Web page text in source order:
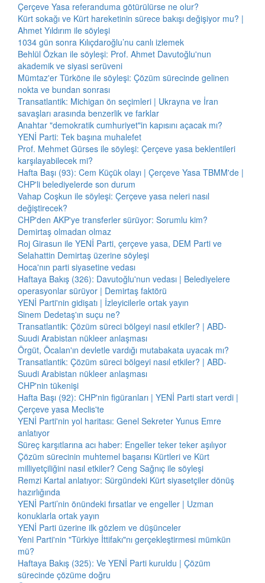
Çerçeve Yasa referanduma götürülürse ne olur?
Kürt sokağı ve Kürt hareketinin sürece bakışı değişiyor mu? |
Ahmet Yıldırım ile söyleşi
1034 gün sonra Kılıçdaroğlu’nu canlı izlemek
Behlül Özkan ile söyleşi: Prof. Ahmet Davutoğlu'nun
akademik ve siyasi serüveni
Mümtaz'er Türköne ile söyleşi: Çözüm sürecinde gelinen
nokta ve bundan sonrası
Transatlantik: Michigan ön seçimleri | Ukrayna ve İran
savaşları arasında benzerlik ve farklar
Anahtar "demokratik cumhuriyet"in kapısını açacak mı?
YENİ Parti: Tek başına muhalefet
Prof. Mehmet Gürses ile söyleşi: Çerçeve yasa beklentileri
karşılayabilecek mi?
Hafta Başı (93): Cem Küçük olayı | Çerçeve Yasa TBMM'de |
CHP'li belediyelerde son durum
Vahap Coşkun ile söyleşi: Çerçeve yasa neleri nasıl
değiştirecek?
CHP'den AKP'ye transferler sürüyor: Sorumlu kim?
Demirtaş olmadan olmaz
Roj Girasun ile YENİ Parti, çerçeve yasa, DEM Parti ve
Selahattin Demirtaş üzerine söyleşi
Hoca'nın parti siyasetine vedası
Haftaya Bakış (326): Davutoğlu'nun vedası | Belediyelere
operasyonlar sürüyor | Demirtaş faktörü
YENİ Parti'nin gidişatı | İzleyicilerle ortak yayın
Sinem Dedetaş'ın suçu ne?
Transatlantik: Çözüm süreci bölgeyi nasıl etkiler? | ABD-
Suudi Arabistan nükleer anlaşması
Örgüt, Öcalan'ın devletle vardığı mutabakata uyacak mı?
Transatlantik: Çözüm süreci bölgeyi nasıl etkiler? | ABD-
Suudi Arabistan nükleer anlaşması
CHP'nin tükenişi
Hafta Başı (92): CHP'nin figüranları | YENİ Parti start verdi |
Çerçeve yasa Meclis'te
YENİ Parti'nin yol haritası: Genel Sekreter Yunus Emre
anlatıyor
Süreç karşıtlarına acı haber: Engeller teker teker aşılıyor
Çözüm sürecinin muhtemel başarısı Kürtleri ve Kürt
milliyetçiliğini nasıl etkiler? Ceng Sağnıç ile söyleşi
Remzi Kartal anlatıyor: Sürgündeki Kürt siyasetçiler dönüş
hazırlığında
YENİ Parti’nin önündeki fırsatlar ve engeller | Uzman
konuklarla ortak yayın
YENİ Parti üzerine ilk gözlem ve düşünceler
Yeni Parti'nin "Türkiye İttifakı"nı gerçekleştirmesi mümkün
mü?
Haftaya Bakış (325): Ve YENİ Parti kuruldu | Çözüm
sürecinde çözüme doğru